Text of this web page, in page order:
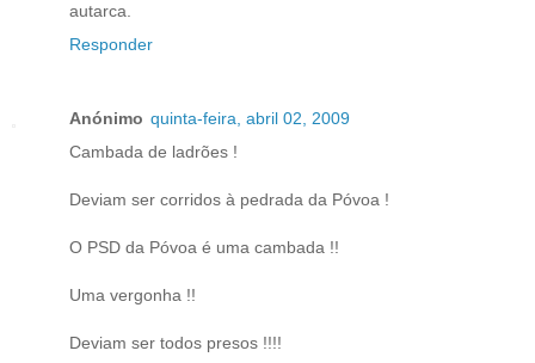
autarca.
Responder
Anónimo quinta-feira, abril 02, 2009
Cambada de ladrões !
Deviam ser corridos à pedrada da Póvoa !
O PSD da Póvoa é uma cambada !!
Uma vergonha !!
Deviam ser todos presos !!!!